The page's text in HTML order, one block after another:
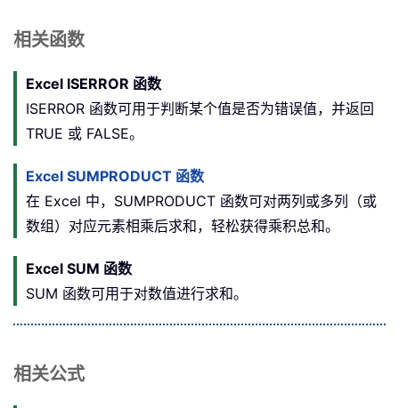
相关函数
Excel ISERROR 函数
ISERROR 函数可用于判断某个值是否为错误值，并返回
TRUE 或 FALSE。
Excel SUMPRODUCT 函数
在 Excel 中，SUMPRODUCT 函数可对两列或多列（或
数组）对应元素相乘后求和，轻松获得乘积总和。
Excel SUM 函数
SUM 函数可用于对数值进行求和。
相关公式